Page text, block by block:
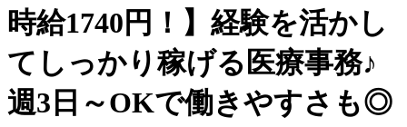
時給1740円！】経験を活かし
てしっかり稼げる医療事務♪
週3日～OKで働きやすさも◎